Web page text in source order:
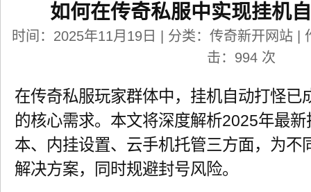
如何在传奇私服中实现挂机
时间：2025年11月19日 | 分类：传奇新开网站 |
击： 994 次
在传奇私服玩家群体中，挂机自动打怪已
的核心需求。本文将深度解析2025年最
本、内挂设置、云手机托管三方面，为不
解决方案，同时规避封号风险。